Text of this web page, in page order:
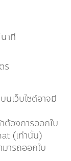
าที
ร
เว็บไซต์อาจมี
ต้องการออกใบ
(เท่านั้น)
ารถออกใบ